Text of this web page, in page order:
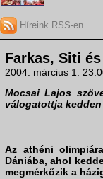
Híreink RSS-en
Farkas, Siti
2004. március 1.
Mocsai Lajos
válogatottja
Az athéni
Dániába, ahol
megmérkőzik a